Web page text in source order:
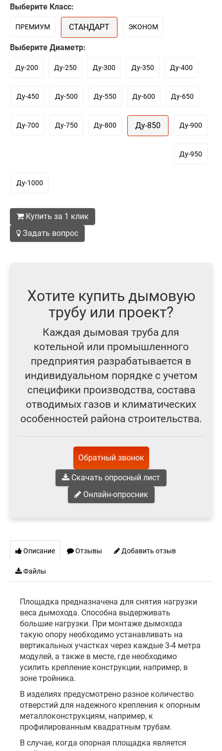
Выберите Класс:
ПРЕМИУМ СТАНДАРТ ЭКОНОМ
Выберите Диаметр:
Ду-200 Ду-250 Ду-300 Ду-350 Ду-400
Ду-450 Ду-500 Ду-550 Ду-600 Ду-650
Ду-700 Ду-750 Ду-800 Ду-850 Ду-900
Ду-950
Ду-1000
Купить за 1 клик
Задать вопрос
Хотите купить дымовую
трубу или проект?
Каждая дымовая труба для
котельной или промышленного
предприятия разрабатывается в
индивидуальном порядке с учетом
специфики производства, состава
отводимых газов и климатических
особенностей района строительства.
Обратный звонок
Скачать опросный лист
Онлайн-опросник
Описание Отзывы Добавить отзыв
Файлы
Площадка предназначена для снятия нагрузки
веса дымохода. Способна выдерживать
большие нагрузки. При монтаже дымохода
такую опору необходимо устанавливать на
вертикальных участках через каждые 3-4 метра
модулей, а также в месте, где необходимо
усилить крепление конструкции, например, в
зоне тройника.
В изделиях предусмотрено разное количество
отверстий для надежного крепления к опорным
металлоконструкциям, например, к
профилированным квадратным трубам.
В случае, когда опорная площадка является